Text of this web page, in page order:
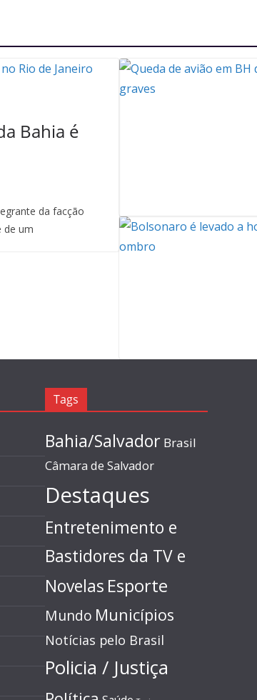
Bahia é
da facção
de um
Tags
Bahia/Salvador Brasil
Câmara de Salvador
Destaques
Entretenimento e
Bastidores da TV e
Novelas Esporte
Mundo Municípios
Notícias pelo Brasil
Policia / Justiça